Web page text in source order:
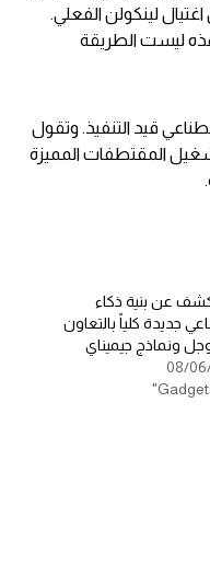
لينكولن الفعلي.
ليست الطريقة
قيد التنفيذ. وتقول
المقتطفات المميزة
عن بنية ذكاء
جديدة كلياً بالتعاون
ونماذج جيميناي
08/